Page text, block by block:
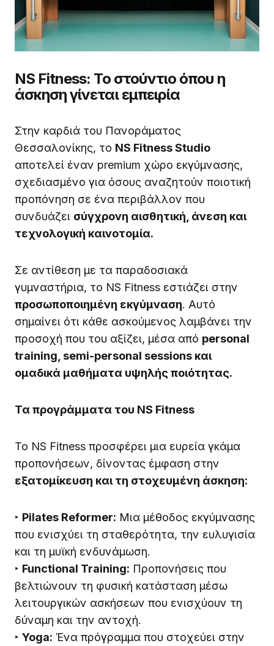
NS Fitness: Το στούντιο όπου η
άσκηση γίνεται εμπειρία
Στην καρδιά του Πανοράματος
Θεσσαλονίκης, το NS Fitness Studio
αποτελεί έναν premium χώρο εκγύμνασης,
σχεδιασμένο για όσους αναζητούν ποιοτική
προπόνηση σε ένα περιβάλλον που
συνδυάζει σύγχρονη αισθητική, άνεση και
τεχνολογική καινοτομία.
Σε αντίθεση με τα παραδοσιακά
γυμναστήρια, το NS Fitness εστιάζει στην
προσωποποιημένη εκγύμναση. Αυτό
σημαίνει ότι κάθε ασκούμενος λαμβάνει την
προσοχή που του αξίζει, μέσα από personal
training, semi-personal sessions και
ομαδικά μαθήματα υψηλής ποιότητας.
Τα προγράμματα του NS Fitness
Το NS Fitness προσφέρει μια ευρεία γκάμα
προπονήσεων, δίνοντας έμφαση στην
εξατομίκευση και τη στοχευμένη άσκηση:
‣ Pilates Reformer: Μια μέθοδος εκγύμνασης
που ενισχύει τη σταθερότητα, την ευλυγισία
και τη μυϊκή ενδυνάμωση.
‣ Functional Training: Προπονήσεις που
βελτιώνουν τη φυσική κατάσταση μέσω
λειτουργικών ασκήσεων που ενισχύουν τη
δύναμη και την αντοχή.
‣ Yoga: Ένα πρόγραμμα που στοχεύει στην